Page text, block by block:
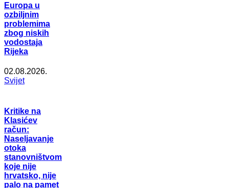
Europa u
ozbiljnim
problemima
zbog niskih
vodostaja
Rijeka
02.08.2026.
Svijet
Kritike na
Klasićev
račun:
Naseljavanje
otoka
stanovništvom
koje nije
hrvatsko, nije
palo na pamet